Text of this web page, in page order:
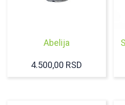
Abelija
4.500,00 RSD